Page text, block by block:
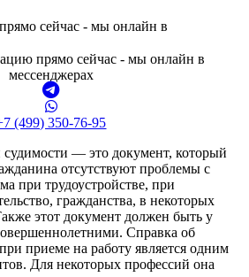
сейчас - мы онлайн в
прямо сейчас - мы онлайн в
мессенджерах
(499) 350-76-95
судимости — это документ, который
отсутствуют проблемы с
при трудоустройстве, при
гражданства, в некоторых
этот документ должен быть у
Справка об
приеме на работу является одним
Для некоторых профессий она